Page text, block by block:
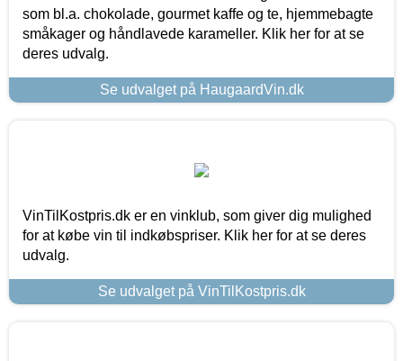
som bl.a. chokolade, gourmet kaffe og te, hjemmebagte
småkager og håndlavede karameller. Klik her for at se
deres udvalg.
Se udvalget på HaugaardVin.dk
VinTilKostpris.dk er en vinklub, som giver dig mulighed
for at købe vin til indkøbspriser. Klik her for at se deres
udvalg.
Se udvalget på VinTilKostpris.dk